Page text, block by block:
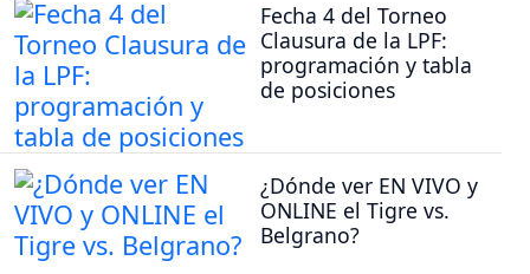
Fecha 4 del Torneo
Clausura de la LPF:
programación y tabla
de posiciones
¿Dónde ver EN VIVO y
ONLINE el Tigre vs.
Belgrano?